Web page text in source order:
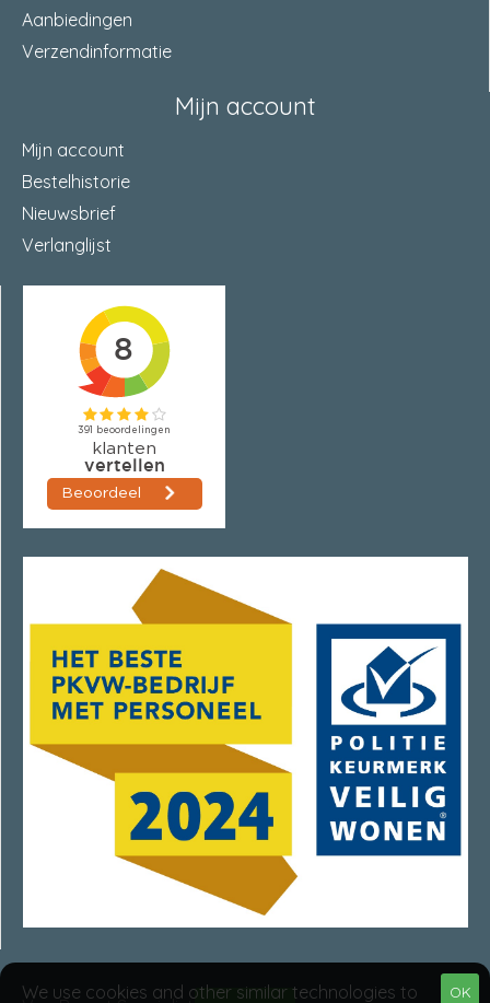
Aanbiedingen
Verzendinformatie
Mijn account
Mijn account
Bestelhistorie
Nieuwsbrief
Verlanglijst
OK
We use cookies and other similar technologies to